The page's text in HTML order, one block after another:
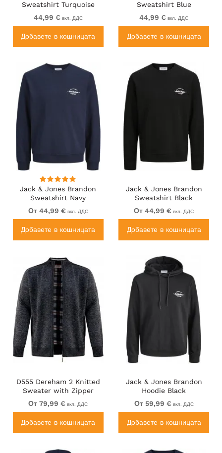
Sweatshirt Turquoise
44,99 € вкл. ДДС
Добавете в кошницата
Sweatshirt Blue
44,99 € вкл. ДДС
Добавете в кошницата
Jack & Jones Brandon
Sweatshirt Navy
От 44,99 € вкл. ДДС
Добавете в кошницата
Jack & Jones Brandon
Sweatshirt Black
От 44,99 € вкл. ДДС
Добавете в кошницата
D555 Dereham 2 Knitted
Sweater with Zipper
Charcoal Marl
От 79,99 € вкл. ДДС
Добавете в кошницата
Jack & Jones Brandon
Hoodie Black
От 59,99 € вкл. ДДС
Добавете в кошницата